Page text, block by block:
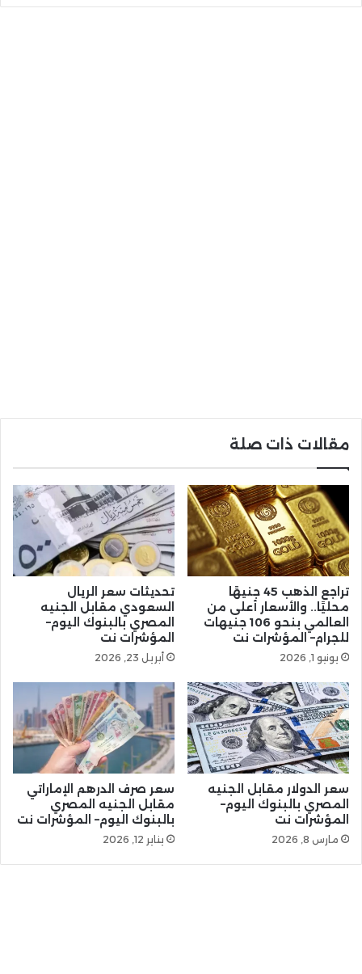
مقالات ذات صلة
تراجع الذهب 45 جنيهًا
محليًا.. والأسعار أعلى من
العالمي بنحو 106 جنيهات
للجرام– المؤشرات نت
يونيو 1, 2026
تحديثات سعر الريال
السعودي مقابل الجنيه
المصري بالبنوك اليوم–
المؤشرات نت
أبريل 23, 2026
سعر الدولار مقابل الجنيه
المصري بالبنوك اليوم–
المؤشرات نت
مارس 8, 2026
سعر صرف الدرهم الإماراتي
مقابل الجنيه المصري
بالبنوك اليوم– المؤشرات نت
يناير 12, 2026